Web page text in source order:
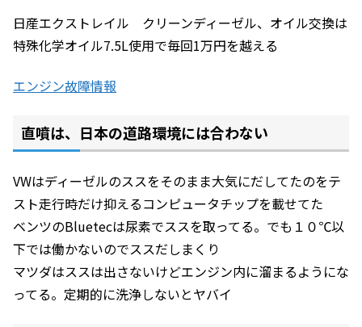
日産エクストレイル クリーンディーゼル、オイル交換は
特殊化学オイル7.5L使用で毎回1万円を越える
エンジン故障情報
直噴は、日本の道路環境には合わない
VWはディーゼルのススをそのまま大気にだしてたのをテ
スト走行時だけ抑えるコンピュータチップを載せてた
ベンツのBluetecは尿素でススを取ってる。でも１０℃以
下では働かないのでススだしまくり
マツダはススは出さないけどエンジン内に溜まるようにな
ってる。定期的に洗浄しないとヤバイ